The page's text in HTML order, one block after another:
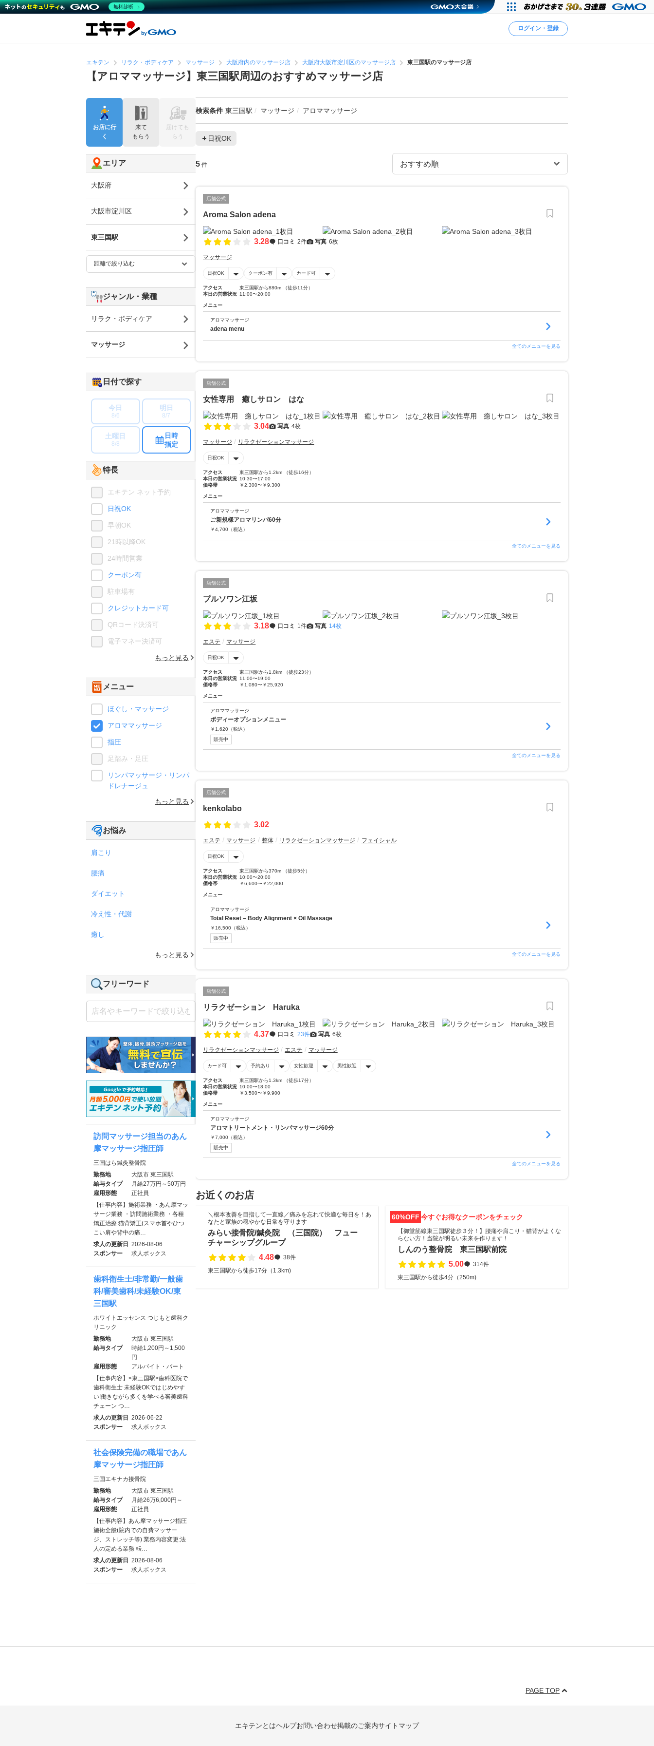
ログイン・登録
エキテン リラク・ボディケア マッサージ 大阪府内のマッサージ店 大阪府大阪市淀川区のマッサージ店 東三国駅のマッサージ店
【アロママッサージ】東三国駅周辺のおすすめマッサージ店
検索条件 東三国駅 マッサージ アロママッサージ
日祝OK
5 件
店舗公式
Aroma Salon adena
3.28 口コミ 2件 写真 6枚
マッサージ
日祝OK クーポン有 カード可
アクセス
東三国駅から880m （徒歩11分）
本日の営業状況 11:00〜20:00
メニュー
アロママッサージ
adena menu
全てのメニューを見る
店舗公式
女性専用 癒しサロン はな
3.04 写真 4枚
マッサージ リラクゼーションマッサージ
日祝OK
アクセス
東三国駅から1.2km （徒歩16分）
本日の営業状況 10:30〜17:00
価格帯
￥2,300〜￥9,300
メニュー
アロママッサージ
ご新規様アロマリンパ60分
￥4,700 （税込）
全てのメニューを見る
店舗公式
プルソワン江坂
3.18 口コミ 1件 写真 14枚
エステ マッサージ
日祝OK
アクセス
東三国駅から1.8km （徒歩23分）
本日の営業状況 11:00〜19:00
価格帯
￥1,080〜￥25,920
メニュー
アロママッサージ
ボディーオプションメニュー
￥ 1,620 （税込）
販売中
全てのメニューを見る
店舗公式
kenkolabo
3.02
エステ マッサージ 整体 リラクゼーションマッサージ フェイシャル
日祝OK
アクセス
東三国駅から370m （徒歩5分）
本日の営業状況 10:00〜20:00
価格帯
￥6,600〜￥22,000
メニュー
アロママッサージ
Total Reset – Body Alignment × Oil Massage
￥ 16,500 （税込）
販売中
全てのメニューを見る
店舗公式
リラクゼーション Haruka
4.37 口コミ 23件 写真 6枚
リラクゼーションマッサージ エステ マッサージ
カード可 予約あり 女性歓迎 男性歓迎
アクセス
東三国駅から1.3km （徒歩17分）
本日の営業状況 10:00〜18:00
価格帯
￥3,500〜￥9,900
メニュー
アロママッサージ
アロマトリートメント・リンパマッサージ60分
￥7,000 （税込）
販売中
全てのメニューを見る
お近くのお店
＼根本改善を目指して一直線／痛みを忘れて快適な毎日を！あ
なたと家族の穏やかな日常を守ります
みらい接骨院/鍼灸院 （三国院） フュー
チャーシップグループ
4.48
38件
東三国駅から徒歩17分（1.3km)
60%OFF 今すぐお得なクーポンをチェック
【御堂筋線東三国駅徒歩３分！】腰痛や肩こり・猫背がよくな
らない方！当院が明るい未来を作ります！
しんのう整骨院 東三国駅前院
5.00
314件
東三国駅から徒歩4分（250m)
お店に行
く
来て
もらう
届けても
らう
エリア
大阪府
大阪市淀川区
東三国駅
ジャンル・業種
リラク・ボディケア
マッサージ
日付で探す
今日
8/6
明日
8/7
土曜日
8/8
日時
指定
特長
エキテン ネット予約
日祝OK
早朝OK
21時以降OK
24時間営業
クーポン有
駐車場有
クレジットカード可
QRコード決済可
電子マネー決済可
もっと見る
メニュー
ほぐし・マッサージ
アロママッサージ
指圧
足踏み・足圧
リンパマッサージ・リンパ
ドレナージュ
もっと見る
お悩み
肩こり
腰痛
ダイエット
冷え性・代謝
癒し
もっと見る
フリーワード
訪問マッサージ担当のあん
摩マッサージ指圧師
三国はら鍼灸整骨院
勤務地
大阪市 東三国駅
給与タイプ
月給27万円～50万円
雇用形態
正社員
【仕事内容】施術業務 ・あん摩マッ
サージ業務 ・訪問施術業務 ・各種
矯正治療 猫背矯正(スマホ首やひつ
こい肩や背中の痛…
求人の更新日 2026-08-06
スポンサー
求人ボックス
歯科衛生士/非常勤/一般歯
科/審美歯科/未経験OK/東
三国駅
ホワイトエッセンス つじもと歯科ク
リニック
勤務地
大阪市 東三国駅
給与タイプ
時給1,200円～1,500
円
雇用形態
アルバイト・パート
【仕事内容】<東三国駅>歯科医院で
歯科衛生士 未経験OKではじめやす
い!働きながら多くを学べる審美歯科
チェーン つ…
求人の更新日 2026-06-22
スポンサー
求人ボックス
社会保険完備の職場であん
摩マッサージ指圧師
三国エキナカ接骨院
勤務地
大阪市 東三国駅
給与タイプ
月給26万6,000円～
雇用形態
正社員
【仕事内容】あん摩マッサージ指圧
施術全般(院内での自費マッサー
ジ、ストレッチ等) 業務内容変更:法
人の定める業務 転…
求人の更新日 2026-08-06
スポンサー
求人ボックス
PAGE TOP
エキテンとはヘルプお問い合わせ掲載のご案内サイトマップ
無料診断